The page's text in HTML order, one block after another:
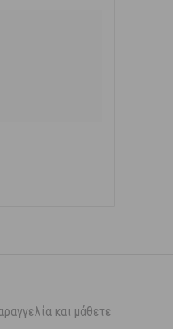
και μάθετε